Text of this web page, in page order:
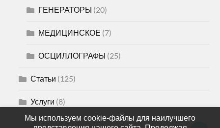
ГЕНЕРАТОРЫ (20)
МЕДИЦИНСКОЕ (7)
ОСЦИЛЛОГРАФЫ (25)
Статьи (125)
Услуги (8)
Мы используем cookie-файлы для наилучшего